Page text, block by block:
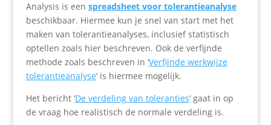
Analysis is een spreadsheet voor tolerantieanalyse
beschikbaar. Hiermee kun je snel van start met het
maken van tolerantieanalyses, inclusief statistisch
optellen zoals hier beschreven. Ook de verfijnde
methode zoals beschreven in ‘Verfijnde werkwijze
tolerantieanalyse‘ is hiermee mogelijk.
Het bericht ‘De verdeling van toleranties‘ gaat in op
de vraag hoe realistisch de normale verdeling is.